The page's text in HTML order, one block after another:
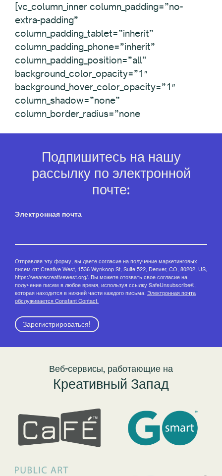
[vc_column_inner column_padding=”no-
extra-padding”
column_padding_tablet=”inherit”
column_padding_phone=”inherit”
column_padding_position=”all”
background_color_opacity=”1″
background_hover_color_opacity=”1″
column_shadow=”none”
column_border_radius=”none
Подпишитесь на нашу
рассылку по электронной
почте:
Электронная почта
Отправляя эту форму, вы даете согласие на получение маркетинговых
писем от: Creative West, 1536 Wynkoop St, Suite 522, Denver, CO, 80202, US,
https://wearecreativewest.org/. Вы можете отозвать свое согласие на
получение писем в любое время, используя ссылку SafeUnsubscribe®,
которая находится в нижней части каждого письма. Электронная почта
обслуживается Constant Contact.
Зарегистрироваться!
Веб-сервисы, работающие на
Креативный Запад